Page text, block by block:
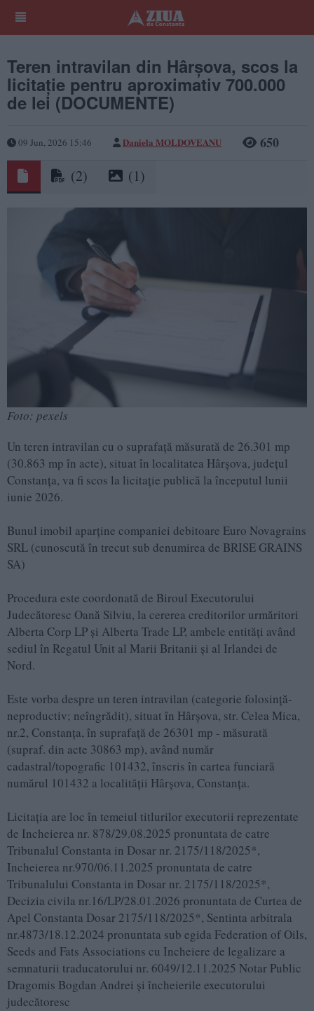
Teren intravilan din Hârșova, scos la
licitație pentru aproximativ 700.000
de lei (DOCUMENTE)
09 Jun, 2026 15:46 Daniela MOLDOVEANU 650
(2) (1)
Foto: pexels
Un teren intravilan cu o suprafață măsurată de 26.301 mp
(30.863 mp în acte), situat în localitatea Hârșova, județul
Constanța, va fi scos la licitație publică la începutul lunii
iunie 2026.
Bunul imobil aparține companiei debitoare Euro Novagrains
SRL (cunoscută în trecut sub denumirea de BRISE GRAINS
SA)
Procedura este coordonată de Biroul Executorului
Judecătoresc Oană Silviu, la cererea creditorilor urmăritori
Alberta Corp LP și Alberta Trade LP, ambele entități având
sediul în Regatul Unit al Marii Britanii și al Irlandei de
Nord.
Este vorba despre un teren intravilan (categorie folosință-
neproductiv; neîngrădit), situat în Hârşova, str. Celea Mica,
nr.2, Constanţa, în suprafaţă de 26301 mp - măsurată
(supraf. din acte 30863 mp), având număr
cadastral/topografic 101432, înscris în cartea funciară
numărul 101432 a localității Hârşova, Constanța.
Licitația are loc în temeiul titlurilor executorii reprezentate
de Incheierea nr. 878/29.08.2025 pronuntata de catre
Tribunalul Constanta in Dosar nr. 2175/118/2025*,
Incheierea nr.970/06.11.2025 pronuntata de catre
Tribunalului Constanta in Dosar nr. 2175/118/2025*,
Decizia civila nr.16/LP/28.01.2026 pronuntata de Curtea de
Apel Constanta Dosar 2175/118/2025*, Sentinta arbitrala
nr.4873/18.12.2024 pronuntata sub egida Federation of Oils,
Seeds and Fats Associations cu Incheiere de legalizare a
semnaturii traducatorului nr. 6049/12.11.2025 Notar Public
Dragomis Bogdan Andrei și încheierile executorului
judecătoresc